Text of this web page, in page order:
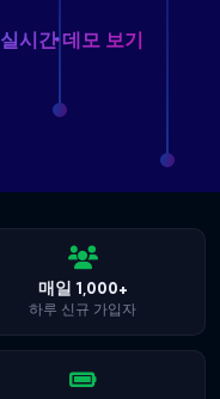
실시간 데모 보기
매일 1,000+
하루 신규 가입자